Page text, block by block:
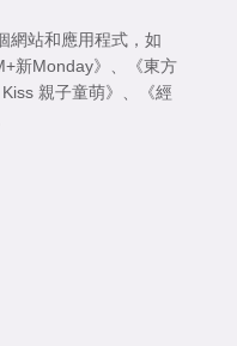
網站和應用程式，如
新Monday》
《東方
親子童萌》
《經